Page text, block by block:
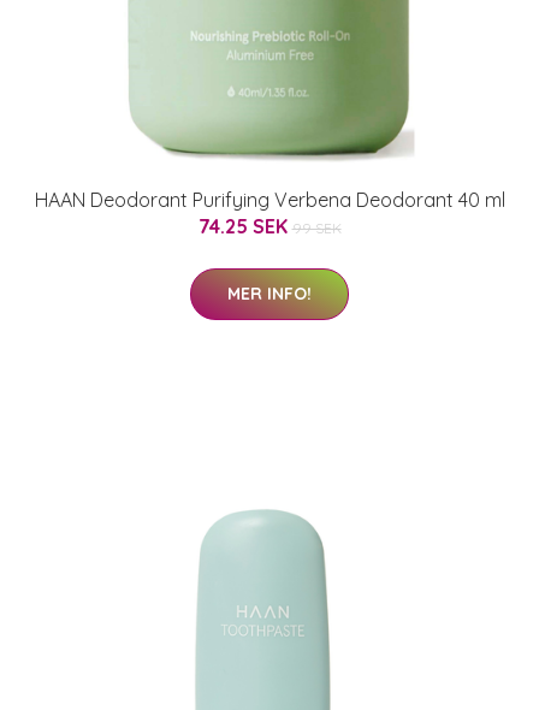
HAAN Deodorant Purifying Verbena Deodorant 40 ml
74.25 SEK 99 SEK
MER INFO!